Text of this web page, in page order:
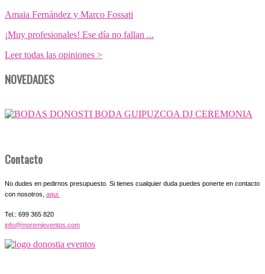
Amaia Fernández y Marco Fossati
¡Muy profesionales! Ese día no fallan ...
Leer todas las opiniones >
NOVEDADES
Contacto
No dudes en pedirnos presupuesto. Si tienes cualquier duda puedes ponerte en contacto
con nosotros, aqui.
Tel.: 699 365 820
info@moremieventos.com